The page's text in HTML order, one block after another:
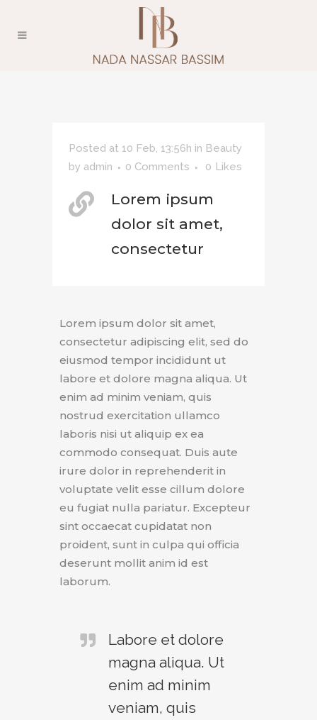
Posted at 10 Feb, 13:56h in Beauty
by admin 0 Comments 0 Likes
Lorem ipsum
dolor sit amet,
consectetur
Lorem ipsum dolor sit amet,
consectetur adipiscing elit, sed do
eiusmod tempor incididunt ut
labore et dolore magna aliqua. Ut
enim ad minim veniam, quis
nostrud exercitation ullamco
laboris nisi ut aliquip ex ea
commodo consequat. Duis aute
irure dolor in reprehenderit in
voluptate velit esse cillum dolore
eu fugiat nulla pariatur. Excepteur
sint occaecat cupidatat non
proident, sunt in culpa qui officia
deserunt mollit anim id est
laborum.
Labore et dolore
magna aliqua. Ut
enim ad minim
veniam, quis